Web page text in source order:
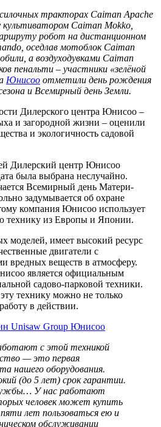
тракторах Caiman Apache
культиватором Caiman Mokko,
робот на дистанционном
оседлав мотоблок Caiman
а воздуходувками Caiman
пенальти – участники «зелёной
Юнисоо отметили день рождения
и Всемирный день Земли.
Дилерского центра Юнисоо –
и загородной жизни – оценили
и экологичность садовой
Дилерский центр Юнисоо
была выбрана неслучайно.
Всемирный день Матери-
задумывается об охране
компания Юнисоо использует
технику из Европы и Японии.
моделей, имеет высокий ресурс
двигатели с
вредных веществ в атмосферу.
является официальным
садово-парковой техники.
технику можно не только
в действии.
с этой техникой
— это первая
нашего оборудования.
(до 5 лет) срок гарантии.
У нас работают
человек может купить
лет пользоваться ею и
обслуживании